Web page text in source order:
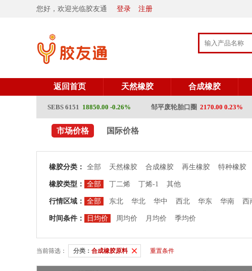
您好，欢迎光临胶友通 登录 注册
返回首页 天然橡胶 合成橡胶
SEBS 615118850.00 -0.26% 邹平废轮胎口圈2170.00 0.23%
市场价格 国际价格
橡胶分类： 全部 天然橡胶 合成橡胶 再生橡胶 特种橡胶
橡胶类型： 全部 丁二烯 丁烯-1 其他
行情区域： 全部 东北 华北 华中 西北 华东 华南 西
时间条件： 日均价 周均价 月均价 季均价
当前筛选： 分类： 合成橡胶原料 重置条件